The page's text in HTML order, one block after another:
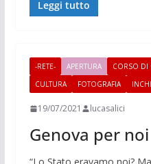
Leggi tutto
-RETE- APERTURA CORSO DI
CULTURA
FOTOGRAFIA
19/07/2021 lucasalici
Genova per noi